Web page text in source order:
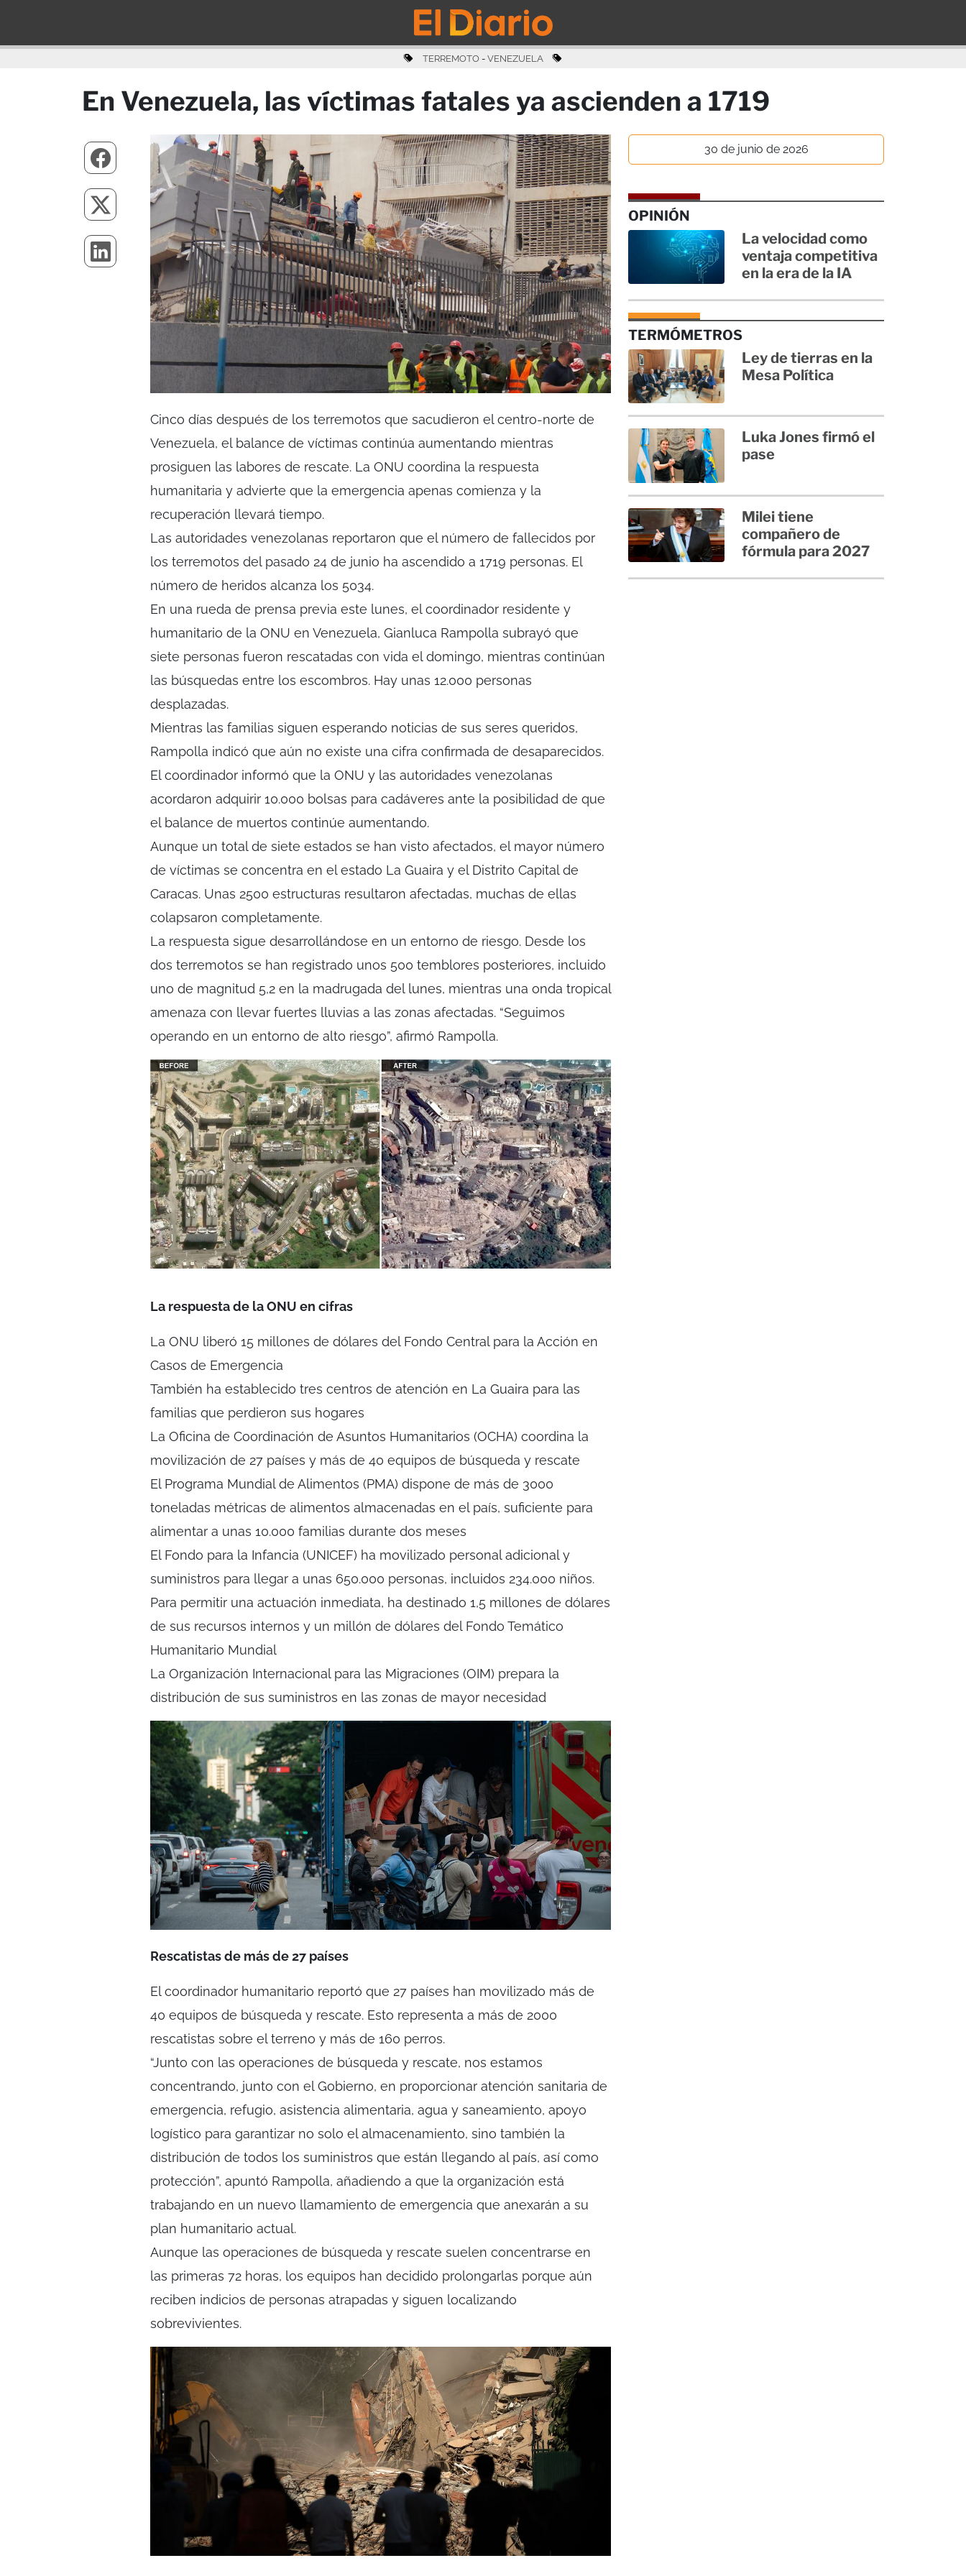
TERREMOTO - VENEZUELA
En Venezuela, las víctimas fatales ya ascienden a 1719
Cinco días después de los terremotos que sacudieron el centro-norte de
Venezuela, el balance de víctimas continúa aumentando mientras
prosiguen las labores de rescate. La ONU coordina la respuesta
humanitaria y advierte que la emergencia apenas comienza y la
recuperación llevará tiempo.
Las autoridades venezolanas reportaron que el número de fallecidos por
los terremotos del pasado 24 de junio ha ascendido a 1719 personas. El
número de heridos alcanza los 5034.
En una rueda de prensa previa este lunes, el coordinador residente y
humanitario de la ONU en Venezuela, Gianluca Rampolla subrayó que
siete personas fueron rescatadas con vida el domingo, mientras continúan
las búsquedas entre los escombros. Hay unas 12.000 personas
desplazadas.
Mientras las familias siguen esperando noticias de sus seres queridos,
Rampolla indicó que aún no existe una cifra confirmada de desaparecidos.
El coordinador informó que la ONU y las autoridades venezolanas
acordaron adquirir 10.000 bolsas para cadáveres ante la posibilidad de que
el balance de muertos continúe aumentando.
Aunque un total de siete estados se han visto afectados, el mayor número
de víctimas se concentra en el estado La Guaira y el Distrito Capital de
Caracas. Unas 2500 estructuras resultaron afectadas, muchas de ellas
colapsaron completamente.
La respuesta sigue desarrollándose en un entorno de riesgo. Desde los
dos terremotos se han registrado unos 500 temblores posteriores, incluido
uno de magnitud 5,2 en la madrugada del lunes, mientras una onda tropical
amenaza con llevar fuertes lluvias a las zonas afectadas. “Seguimos
operando en un entorno de alto riesgo”, afirmó Rampolla.
La respuesta de la ONU en cifras
La ONU liberó 15 millones de dólares del Fondo Central para la Acción en
Casos de Emergencia
También ha establecido tres centros de atención en La Guaira para las
familias que perdieron sus hogares
La Oficina de Coordinación de Asuntos Humanitarios (OCHA) coordina la
movilización de 27 países y más de 40 equipos de búsqueda y rescate
El Programa Mundial de Alimentos (PMA) dispone de más de 3000
toneladas métricas de alimentos almacenadas en el país, suficiente para
alimentar a unas 10.000 familias durante dos meses
El Fondo para la Infancia (UNICEF) ha movilizado personal adicional y
suministros para llegar a unas 650.000 personas, incluidos 234.000 niños.
Para permitir una actuación inmediata, ha destinado 1,5 millones de dólares
de sus recursos internos y un millón de dólares del Fondo Temático
Humanitario Mundial
La Organización Internacional para las Migraciones (OIM) prepara la
distribución de sus suministros en las zonas de mayor necesidad
Rescatistas de más de 27 países
El coordinador humanitario reportó que 27 países han movilizado más de
40 equipos de búsqueda y rescate. Esto representa a más de 2000
rescatistas sobre el terreno y más de 160 perros.
“Junto con las operaciones de búsqueda y rescate, nos estamos
concentrando, junto con el Gobierno, en proporcionar atención sanitaria de
emergencia, refugio, asistencia alimentaria, agua y saneamiento, apoyo
logístico para garantizar no solo el almacenamiento, sino también la
distribución de todos los suministros que están llegando al país, así como
protección”, apuntó Rampolla, añadiendo a que la organización está
trabajando en un nuevo llamamiento de emergencia que anexarán a su
plan humanitario actual.
Aunque las operaciones de búsqueda y rescate suelen concentrarse en
las primeras 72 horas, los equipos han decidido prolongarlas porque aún
reciben indicios de personas atrapadas y siguen localizando
sobrevivientes.
30 de junio de 2026
OPINIÓN
La velocidad como
ventaja competitiva
en la era de la IA
TERMÓMETROS
Ley de tierras en la
Mesa Política
Luka Jones firmó el
pase
Milei tiene
compañero de
fórmula para 2027